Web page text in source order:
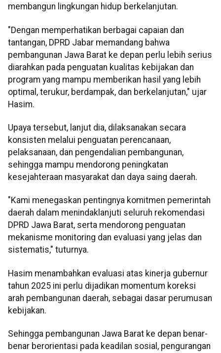
membangun lingkungan hidup berkelanjutan.
"Dengan memperhatikan berbagai capaian dan
tantangan, DPRD Jabar memandang bahwa
pembangunan Jawa Barat ke depan perlu lebih serius
diarahkan pada penguatan kualitas kebijakan dan
program yang mampu memberikan hasil yang lebih
optimal, terukur, berdampak, dan berkelanjutan," ujar
Hasim.
Upaya tersebut, lanjut dia, dilaksanakan secara
konsisten melalui penguatan perencanaan,
pelaksanaan, dan pengendalian pembangunan,
sehingga mampu mendorong peningkatan
kesejahteraan masyarakat dan daya saing daerah.
"Kami menegaskan pentingnya komitmen pemerintah
daerah dalam menindaklanjuti seluruh rekomendasi
DPRD Jawa Barat, serta mendorong penguatan
mekanisme monitoring dan evaluasi yang jelas dan
sistematis," tuturnya.
Hasim menambahkan evaluasi atas kinerja gubernur
tahun 2025 ini perlu dijadikan momentum koreksi
arah pembangunan daerah, sebagai dasar perumusan
kebijakan.
Sehingga pembangunan Jawa Barat ke depan benar-
benar berorientasi pada keadilan sosial, pengurangan